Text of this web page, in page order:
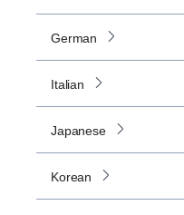
German
Italian
Japanese
Korean